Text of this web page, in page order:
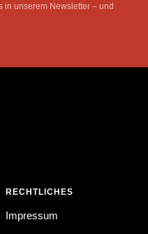
in unserem Newsletter – und
RECHTLICHES
Impressum